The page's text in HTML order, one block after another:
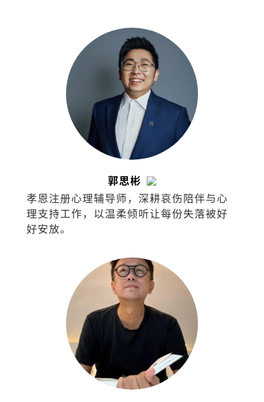
郭思彬
孝恩注册心理辅导师，深耕哀伤陪伴与心
理支持工作，以温柔倾听让每份失落被好
好安放。